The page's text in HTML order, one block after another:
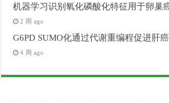
机器学习识别氧化磷酸化特征用于卵巢
2 周 ago
G6PD SUMO化通过代谢重编程促进肝
4 周 ago